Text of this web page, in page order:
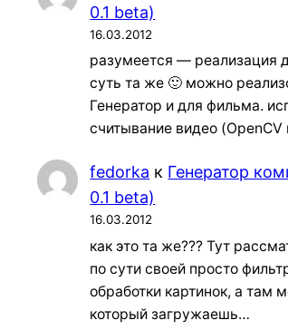
0.1 beta)
16.03.2012
разумеется — реализация
суть та же 🙂 можно
Генератор и для фильма.
считывание видео
fedorka к Генератор
0.1 beta)
16.03.2012
как это та же??? Тут
по сути своей просто
обработки картинок, а там
который загружаешь…